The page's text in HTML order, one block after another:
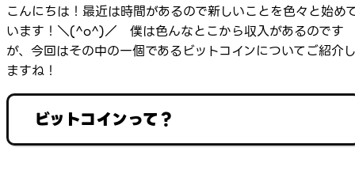
こんにちは！最近は時間があるので新しいことを色々と始め
います！＼(^o^)／ 僕は色んなとこから収入があるのです
が、今回はその中の一個であるビットコインについてご紹介
ますね！
ビットコインって？